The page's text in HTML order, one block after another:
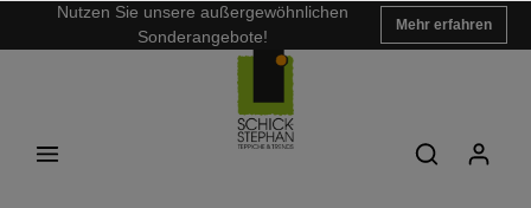
Nutzen Sie unsere außergewöhnlichen
Sonderangebote!
Mehr erfahren